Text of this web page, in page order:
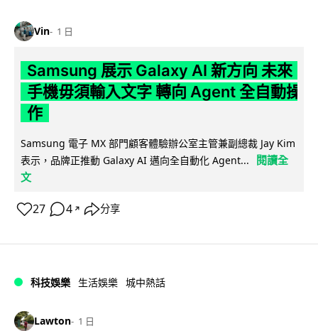
Vin 1 日
Samsung 展示 Galaxy AI 新方向 未來
手機毋須輸入文字 轉向 Agent 全自動操
作
Samsung 電子 MX 部門顧客體驗辦公室主管兼副總裁 Jay Kim
表示，品牌正推動 Galaxy AI 邁向全自動化 Agent...
閱讀全
文
27 4 ↗ 分享
科技娛樂 生活娛樂 城中熱話
Lawton 1 日